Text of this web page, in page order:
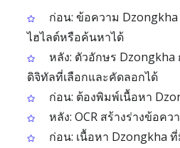
ก่อน: ข้อความ
ไฮไลต์หรือค้นหาได้
หลัง: ตัวอักษร Dzongkha
ดิจิทัลที่เลือกและคัดลอกได้
ก่อน: ต้องพิมพ์เนื้อหา
หลัง: OCR สร้างร่างข้อค
ก่อน: เนื้อหา Dzongkha